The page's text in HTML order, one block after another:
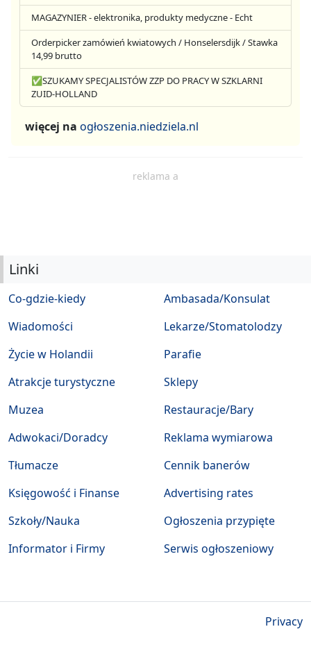
MAGAZYNIER - elektronika, produkty medyczne - Echt
Orderpicker zamówień kwiatowych / Honselersdijk / Stawka
14,99 brutto
✅SZUKAMY SPECJALISTÓW ZZP DO PRACY W SZKLARNI
ZUID-HOLLAND
więcej na ogłoszenia.niedziela.nl
reklama a
Linki
Co-gdzie-kiedy
Wiadomości
Życie w Holandii
Atrakcje turystyczne
Muzea
Ambasada/Konsulat
Lekarze/Stomatolodzy
Parafie
Sklepy
Restauracje/Bary
Adwokaci/Doradcy
Tłumacze
Księgowość i Finanse
Szkoły/Nauka
Informator i Firmy
Reklama wymiarowa
Cennik banerów
Advertising rates
Ogłoszenia przypięte
Serwis ogłoszeniowy
Privacy